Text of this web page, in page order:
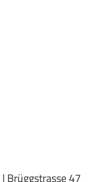
| Brüggstrasse 47